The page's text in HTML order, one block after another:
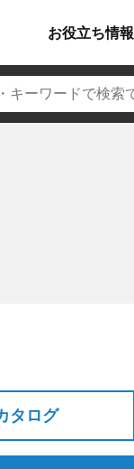
お役立ち情報
タログ